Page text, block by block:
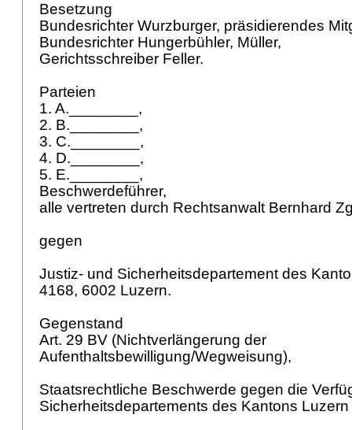
Besetzung
Bundesrichter Wurzburger, präsidierendes
Bundesrichter Hungerbühler, Müller,
Gerichtsschreiber Feller.
Parteien
1. A.________,
2. B.________,
3. C.________,
4. D.________,
5. E.________,
Beschwerdeführer,
alle vertreten durch Rechtsanwalt Bernhard
gegen
Justiz- und Sicherheitsdepartement des
4168, 6002 Luzern.
Gegenstand
Art. 29 BV (Nichtverlängerung der
Aufenthaltsbewilligung/Wegweisung),
Staatsrechtliche Beschwerde gegen die
Sicherheitsdepartements des Kantons